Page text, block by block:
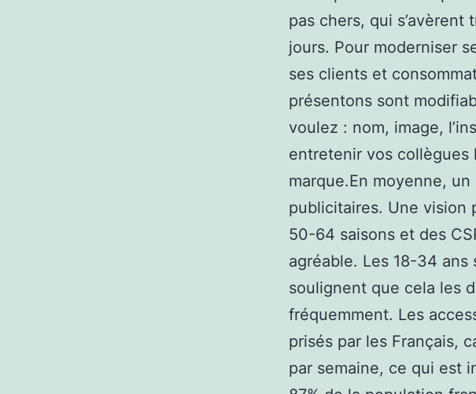
pas chers, qui
jours. Pour moderniser
ses clients et
présentons sont
voulez : nom, image,
entretenir vos
marque.En moyenne,
publicitaires. Une vision
50-64 saisons et des
agréable. Les 18-34 ans
soulignent que cela les
fréquemment. Les
prisés par les Français,
par semaine, ce qui est